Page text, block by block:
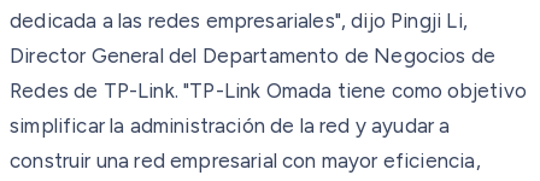
dedicada a las redes empresariales", dijo Pingji Li,
Director General del Departamento de Negocios de
Redes de TP-Link. "TP-Link Omada tiene como objetivo
simplificar la administración de la red y ayudar a
construir una red empresarial con mayor eficiencia,